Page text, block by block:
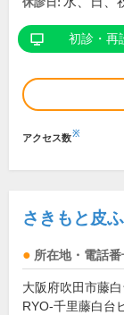
初診・再
アクセス数※
さきもと皮
所在地・電話番
大阪府吹田市藤
RYO-千里藤白台